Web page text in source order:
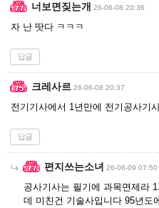
너보면짖는개 26-06-08 20:36
자 난 땃다 ㅋㅋㅋ
답글
크레사르 26-06-08 20:37
전기기사에서 1년만에 전기공사기
답글
편지쓰는소녀 26-06-09 07:50
공사기사는 필기에 과목면제라
데 미친건 기술사입니다 95년도